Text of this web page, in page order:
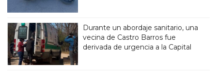
Durante un abordaje sanitario, una
vecina de Castro Barros fue
derivada de urgencia a la Capital